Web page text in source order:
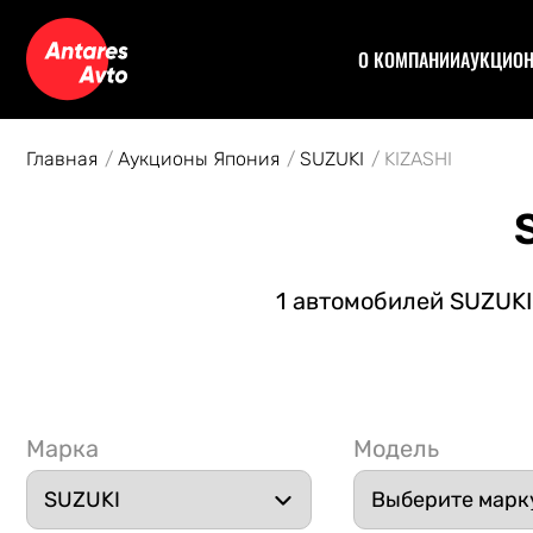
О КОМПАНИИ
Главная Аукционы Япония SUZUKI KIZASHI
1 автомобилей
Марка Модель